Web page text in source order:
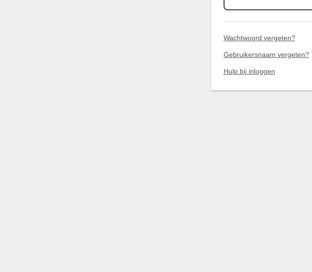
Wachtwoord vergeten?
Gebruikersnaam vergeten?
Hulp bij inloggen